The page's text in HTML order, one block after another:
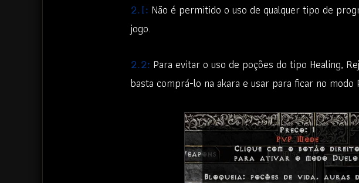
2.1: Não é permitido o uso de qualquer tipo de
jogo.
2.2: Para evitar o uso de poções do tipo Healing,
basta comprá-lo na akara e usar para ficar no modo